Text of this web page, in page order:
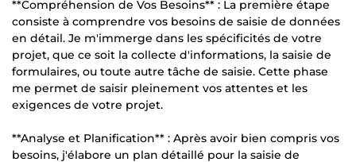
**Compréhension de Vos Besoins** : La première étape
consiste à comprendre vos besoins de saisie de données
en détail. Je m'immerge dans les spécificités de votre
projet, que ce soit la collecte d'informations, la saisie de
formulaires, ou toute autre tâche de saisie. Cette phase
me permet de saisir pleinement vos attentes et les
exigences de votre projet.
**Analyse et Planification** : Après avoir bien compris vos
besoins, j'élabore un plan détaillé pour la saisie de